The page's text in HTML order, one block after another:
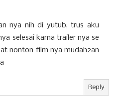
nya nih di yutub, trus aku
selesai karna trailer nya se
nonton film nya mudah2an
Reply